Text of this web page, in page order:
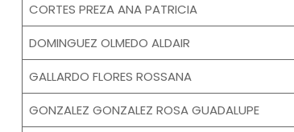
CORTES PREZA ANA PATRICIA
DOMINGUEZ OLMEDO ALDAIR
GALLARDO FLORES ROSSANA
GONZALEZ GONZALEZ ROSA GUADALUPE